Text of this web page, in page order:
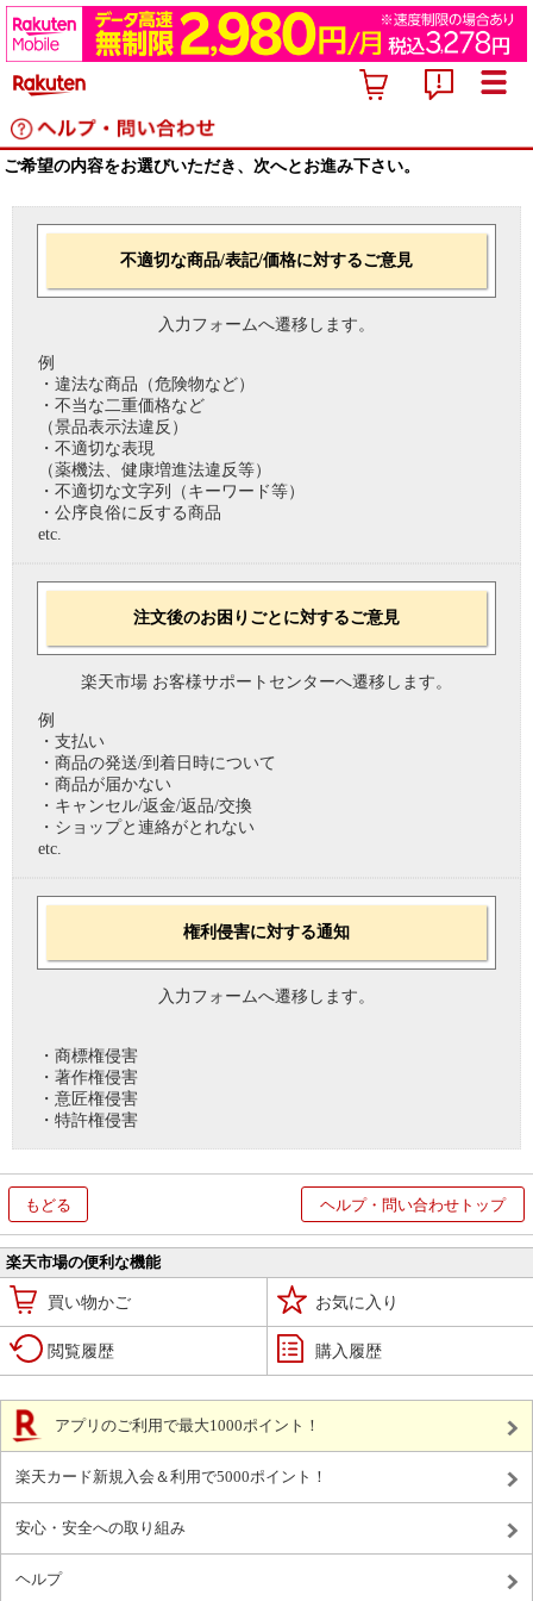
ご希望の内容をお選びいただき、次へとお進み下さい。
不適切な商品/表記/価格に対するご意見
入力フォームへ遷移します。
例
・違法な商品（危険物など）
・不当な二重価格など
（景品表示法違反）
・不適切な表現
（薬機法、健康増進法違反等）
・不適切な文字列（キーワード等）
・公序良俗に反する商品
etc.
注文後のお困りごとに対するご意見
楽天市場 お客様サポートセンターへ遷移します。
例
・支払い
・商品の発送/到着日時について
・商品が届かない
・キャンセル/返金/返品/交換
・ショップと連絡がとれない
etc.
権利侵害に対する通知
入力フォームへ遷移します。
・商標権侵害
・著作権侵害
・意匠権侵害
・特許権侵害
もどる ヘルプ・問い合わせトップ
楽天市場の便利な機能
買い物かご お気に入り
閲覧履歴 購入履歴
アプリのご利用で最大1000ポイント！
楽天カード新規入会＆利用で5000ポイント！
安心・安全への取り組み
ヘルプ